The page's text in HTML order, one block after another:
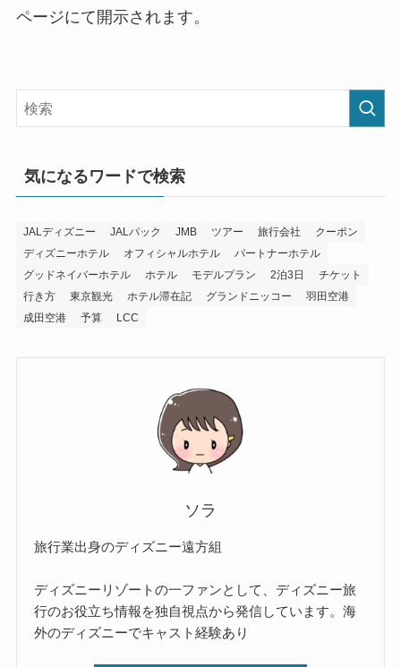
ページにて開示されます。
気になるワードで検索
JALディズニー JALパック JMB ツアー 旅行会社
クーポン
ディズニーホテル
オフィシャルホテル
パートナーホテル
グッドネイバーホテル
ホテル モデルプラン 2泊3日
チケット
行き方
東京観光 ホテル滞在記 グランドニッコー
羽田空港
成田空港
予算 LCC
ソラ
旅行業出身のディズニー遠方組
ディズニーリゾートの一ファンとして、ディズニー旅
行のお役立ち情報を独自視点から発信しています。海
外のディズニーでキャスト経験あり